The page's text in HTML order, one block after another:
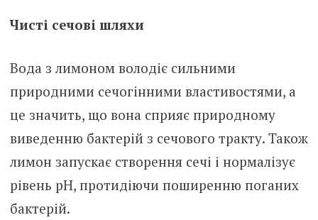
Чисті сечові шляхи
Вода з лимоном володіє сильними
природними сечогінними властивостями, а
це значить, що вона сприяє природному
виведенню бактерій з сечового тракту. Також
лимон запускає створення сечі і нормалізує
рівень рН, протидіючи поширенню поганих
бактерій.